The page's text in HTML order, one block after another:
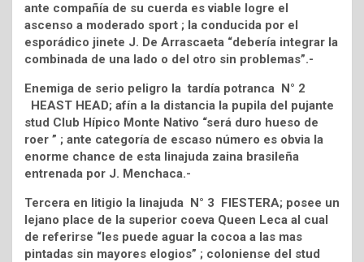
ante compañía de su cuerda es viable logre el
ascenso a moderado sport ; la conducida por el
esporádico jinete J. De Arrascaeta “debería integrar la
combinada de una lado o del otro sin problemas”.-
Enemiga de serio peligro la tardía potranca N° 2
HEAST HEAD; afín a la distancia la pupila del pujante
stud Club Hípico Monte Nativo “será duro hueso de
roer ” ; ante categoría de escaso número es obvia la
enorme chance de esta linajuda zaina brasileña
entrenada por J. Menchaca.-
Tercera en litigio la linajuda N° 3 FIESTERA; posee un
lejano place de la superior coeva Queen Leca al cual
de referirse “les puede aguar la cocoa a las mas
pintadas sin mayores elogios” ; coloniense del stud